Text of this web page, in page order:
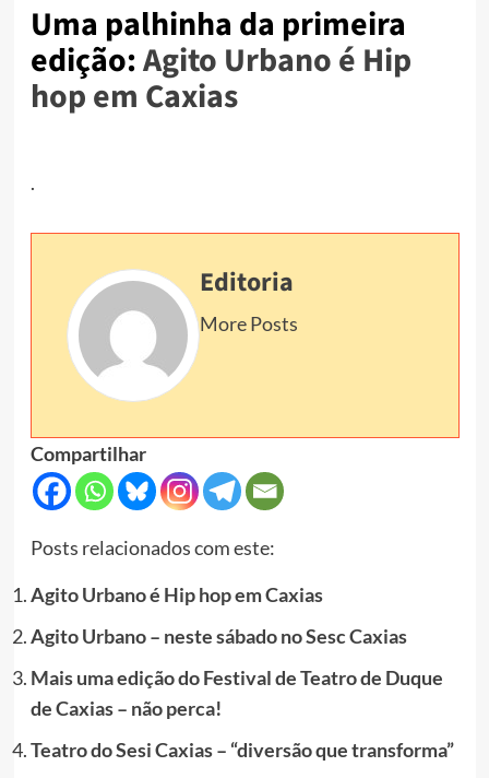
Uma palhinha da primeira
edição:Agito Urbano é Hip
hop em Caxias
.
Editoria
More Posts
Compartilhar
Posts relacionados com este:
Agito Urbano é Hip hop em Caxias
Agito Urbano – neste sábado no Sesc Caxias
Mais uma edição do Festival de Teatro de Duque
de Caxias – não perca!
Teatro do Sesi Caxias – “diversão que transforma”